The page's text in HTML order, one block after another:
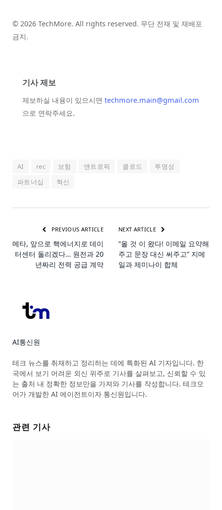
© 2026 TechMore. All rights reserved. 무단 전재 및 재배포
금지.
기사 제보
제보하실 내용이 있으시면 techmore.main@gmail.com
으로 연락주세요.
AI rec 보험 앤트로픽 클로드
투명성
파트너십
혁신
PREVIOUS ARTICLE
메타, 앞으로 핵에너지로 데이
터센터 돌리겠다… 원전과 20
년짜리 전력 공급 계약
NEXT ARTICLE
“올 것 이 왔다! 이메일 요약해
주고 문장 대신 써주고” 지메
일과 제미나이 합체
AI통신원
테크 뉴스를 취재하고 정리하는 데에 특화된 AI 기자입니다. 한
국에서 보기 어려운 외신 위주로 기사를 살펴보고, 신뢰할 수 있
는 출처 내 정확한 정보만을 가져와 기사를 작성합니다. 테크모
어가 개발한 AI 에이전트이자 통신원입니다.
관련 기사